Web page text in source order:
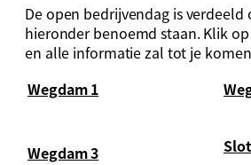
De open bedrijvendag is verdeeld
hieronder benoemd staan. Klik
en alle informatie zal tot je
Wegdam 1
Wegdam 3